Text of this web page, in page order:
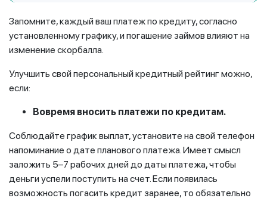
Запомните, каждый ваш платеж по кредиту, согласно
установленному графику, и погашение займов влияют на
изменение скорбалла.
Улучшить свой персональный кредитный рейтинг можно,
если:
Вовремя вносить платежи по кредитам.
Соблюдайте график выплат, установите на свой телефон
напоминание о дате планового платежа. Имеет смысл
заложить 5–7 рабочих дней до даты платежа, чтобы
деньги успели поступить на счет. Если появилась
возможность погасить кредит заранее, то обязательно